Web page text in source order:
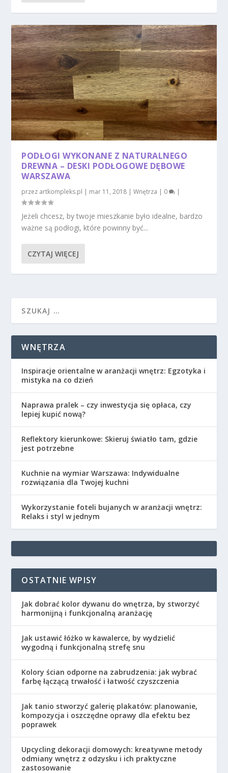
PODŁOGI WYKONANE Z NATURALNEGO
DREWNA – DESKI PODŁOGOWE DĘBOWE
WARSZAWA
przez artkompleks.pl | mar 11, 2018 |Wnętrza | 0 |
Jeżeli chcesz, by twoje mieszkanie było idealne, bardzo
ważne są podłogi, które powinny być...
CZYTAJ WIĘCEJ
WNĘTRZA
Inspiracje orientalne w aranżacji wnętrz: Egzotyka i
mistyka na co dzień
Naprawa pralek – czy inwestycja się opłaca, czy
lepiej kupić nową?
Reflektory kierunkowe: Skieruj światło tam, gdzie
jest potrzebne
Kuchnie na wymiar Warszawa: Indywidualne
rozwiązania dla Twojej kuchni
Wykorzystanie foteli bujanych w aranżacji wnętrz:
Relaks i styl w jednym
OSTATNIE WPISY
Jak dobrać kolor dywanu do wnętrza, by stworzyć
harmonijną i funkcjonalną aranżację
Jak ustawić łóżko w kawalerce, by wydzielić
wygodną i funkcjonalną strefę snu
Kolory ścian odporne na zabrudzenia: jak wybrać
farbę łączącą trwałość i łatwość czyszczenia
Jak tanio stworzyć galerię plakatów: planowanie,
kompozycja i oszczędne oprawy dla efektu bez
poprawek
Upcycling dekoracji domowych: kreatywne metody
odmiany wnętrz z odzysku i ich praktyczne
zastosowanie